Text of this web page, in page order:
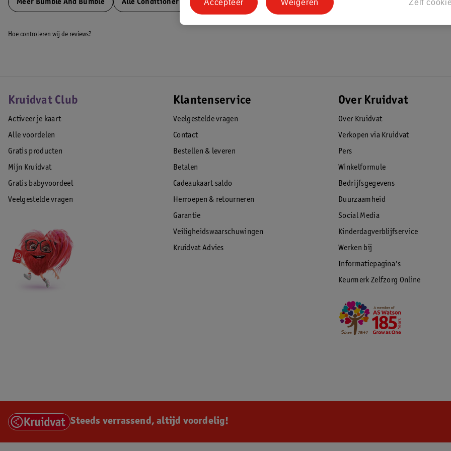
Meer Bumble And Bumble Alle Conditioner
Hoe controleren wij de reviews?
Kruidvat Club
Activeer je kaart
Alle voordelen
Gratis producten
Mijn Kruidvat
Gratis babyvoordeel
Veelgestelde vragen
Klantenservice
Veelgestelde vragen
Contact
Bestellen & leveren
Betalen
Cadeaukaart saldo
Herroepen & retourneren
Garantie
Veiligheidswaarschuwingen
Kruidvat Advies
Over Kruidvat
Over Kruidvat
Verkopen via Kruidvat
Pers
Winkelformule
Bedrijfsgegevens
Duurzaamheid
Social Media
Kinderdagverblijfservice
Werken bij
Informatiepagina's
Keurmerk Zelfzorg Online
Steeds verrassend, altijd voordelig!
Zelf
Weigeren
Accepteer